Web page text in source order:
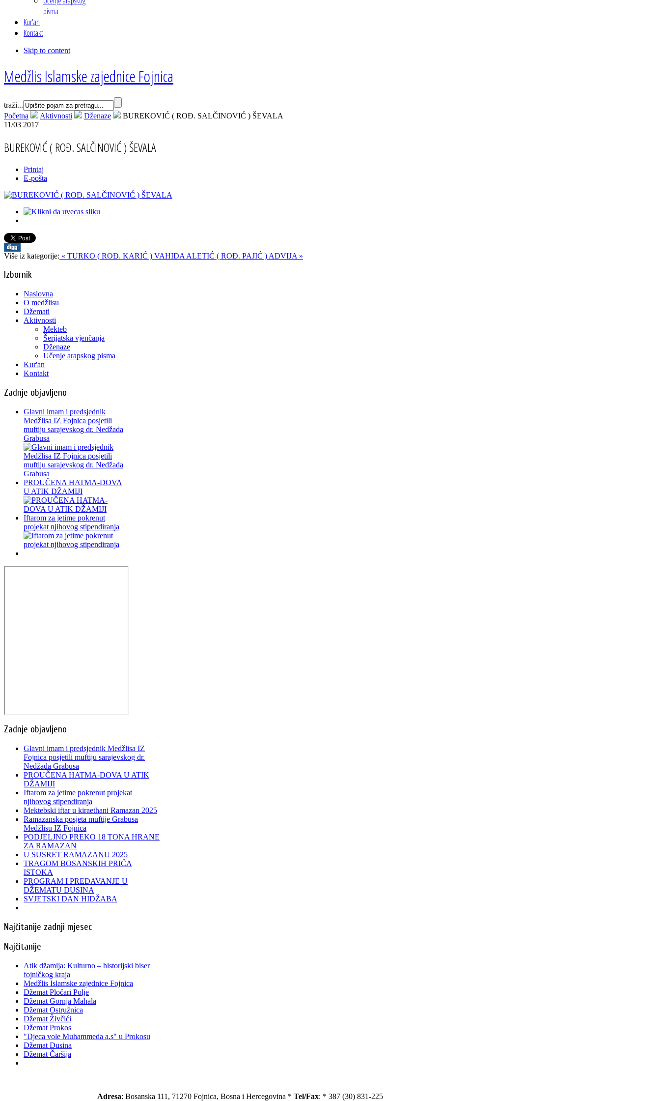
pisma
Kur'an
Kontakt
Skip to content
Medžlis Islamske zajednice Fojnica
traži...
Početna
Aktivnosti Dženaze
BUREKOVIĆ ( ROĐ. SALČINOVIĆ ) ŠEVALA
11/03 2017
BUREKOVIĆ ( ROĐ. SALČINOVIĆ ) ŠEVALA
Printaj
E-pošta
Više iz kategorije: « TURKO ( ROĐ. KARIĆ ) VAHIDA ALETIĆ ( ROĐ. PAJIĆ ) ADVIJA »
Izbornik
Naslovna
O medžlisu
Džemati
Aktivnosti
Mekteb
Šerijatska vjenčanja
Dženaze
Učenje arapskog pisma
Kur'an
Kontakt
Zadnje objavljeno
Glavni imam i predsjednik
Medžlisa IZ Fojnica posjetili
muftiju sarajevskog dr. Nedžada
Grabusa
PROUČENA HATMA-DOVA
U ATIK DŽAMIJI
Iftarom za jetime pokrenut
projekat njihovog stipendiranja
Zadnje objavljeno
Glavni imam i predsjednik Medžlisa IZ
Fojnica posjetili muftiju sarajevskog dr.
Nedžada Grabusa
PROUČENA HATMA-DOVA U ATIK
DŽAMIJI
Iftarom za jetime pokrenut projekat
njihovog stipendiranja
Mektebski iftar u kiraethani Ramazan 2025
Ramazanska posjeta muftije Grabusa
Medžlisu IZ Fojnica
PODJELJNO PREKO 18 TONA HRANE
ZA RAMAZAN
U SUSRET RAMAZANU 2025
TRAGOM BOSANSKIH PRIČA
ISTOKA
PROGRAM I PREDAVANJE U
DŽEMATU DUSINA
SVJETSKI DAN HIDŽABA
Najčitanije zadnji mjesec
Najčitanije
Atik džamija: Kulturno – historijski biser
fojničkog kraja
Medžlis Islamske zajednice Fojnica
Džemat Pločari Polje
Džemat Gornja Mahala
Džemat Ostružnica
Džemat Živčići
Džemat Prokos
"Djeca vole Muhammeda a.s" u Prokosu
Džemat Dusina
Džemat Čaršija
Adresa: Bosanska 111, 71270 Fojnica, Bosna i Hercegovina * Tel/Fax: * 387 (30) 831-225